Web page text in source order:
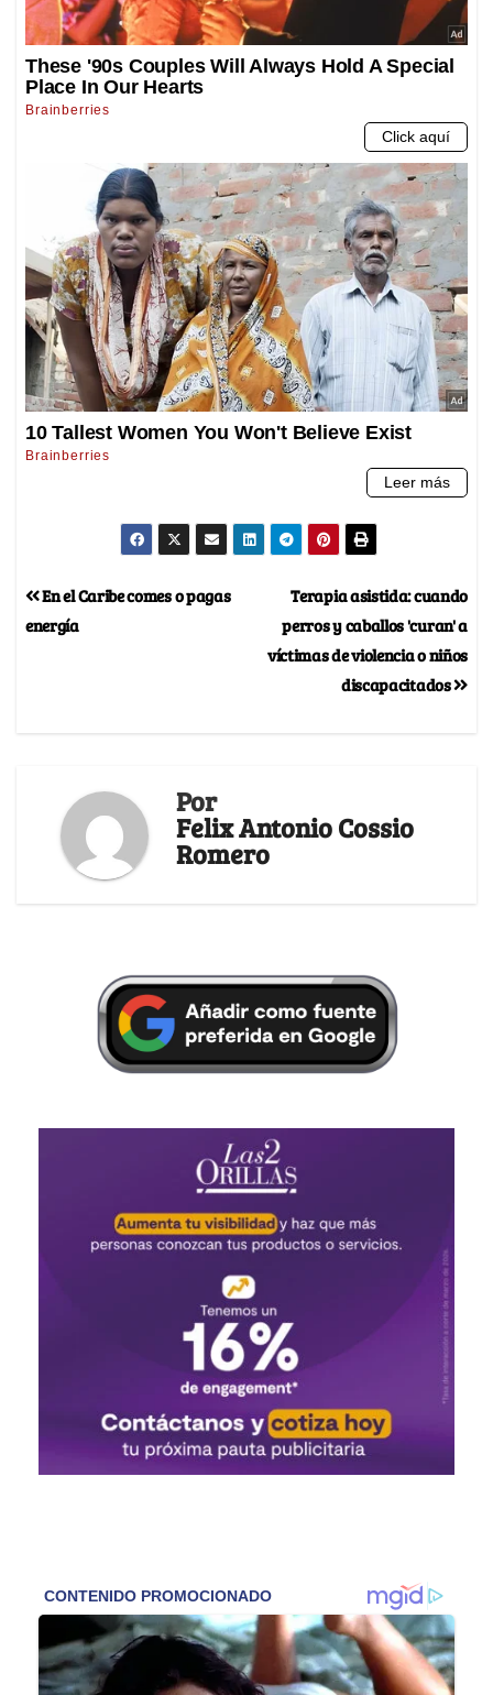
Terapia asistida: cuando
perros y caballos 'curan' a
víctimas de violencia o niños
discapacitados
En el Caribe comes o pagas
energía
Por
Felix Antonio Cossio
Romero